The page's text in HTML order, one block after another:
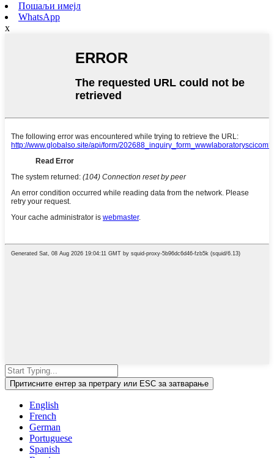
Пошаљи имејл
WhatsApp
x
Притисните ентер за претрагу или ESC за затварање
English
French
German
Portuguese
Spanish